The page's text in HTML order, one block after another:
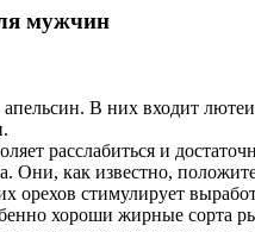
мужчин
В них входит
расслабиться и
как известно,
орехов стимулирует
хороши жирные сорта